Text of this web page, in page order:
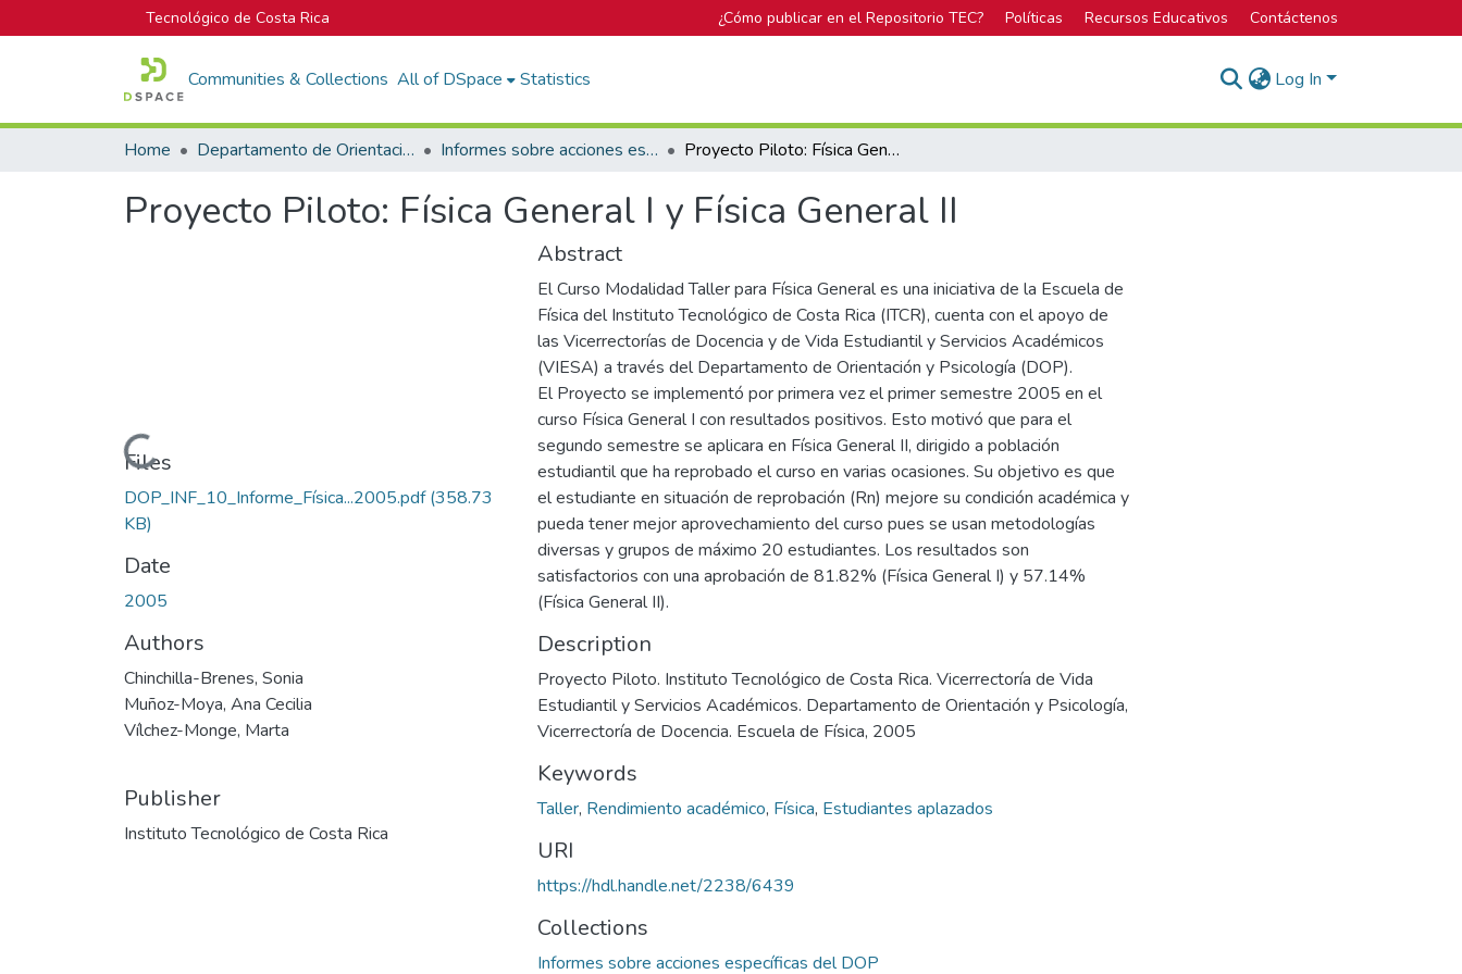
Tecnológico de Costa Rica ¿Cómo publicar en el Repositorio TEC? Políticas Recursos Educativos Contáctenos
Communities & Collections All of DSpace Statistics Log In
Home Departamento de Orientación y Psicología Informes sobre acciones específicas del DOP Proyecto Piloto: Física General I y Física General II
Proyecto Piloto: Física General I y Física General II
Loading...
Files
DOP_INF_10_Informe_Física...2005.pdf(358.73
KB)
Date
2005
Authors
Chinchilla-Brenes, Sonia
Muñoz-Moya, Ana Cecilia
Vílchez-Monge, Marta
Publisher
Instituto Tecnológico de Costa Rica
Abstract
El Curso Modalidad Taller para Física General es una iniciativa de la Escuela de
Física del Instituto Tecnológico de Costa Rica (ITCR), cuenta con el apoyo de
las Vicerrectorías de Docencia y de Vida Estudiantil y Servicios Académicos
(VIESA) a través del Departamento de Orientación y Psicología (DOP).
El Proyecto se implementó por primera vez el primer semestre 2005 en el
curso Física General I con resultados positivos. Esto motivó que para el
segundo semestre se aplicara en Física General II, dirigido a población
estudiantil que ha reprobado el curso en varias ocasiones. Su objetivo es que
el estudiante en situación de reprobación (Rn) mejore su condición académica y
pueda tener mejor aprovechamiento del curso pues se usan metodologías
diversas y grupos de máximo 20 estudiantes. Los resultados son
satisfactorios con una aprobación de 81.82% (Física General I) y 57.14%
(Física General II).
Description
Proyecto Piloto. Instituto Tecnológico de Costa Rica. Vicerrectoría de Vida
Estudiantil y Servicios Académicos. Departamento de Orientación y Psicología,
Vicerrectoría de Docencia. Escuela de Física, 2005
Keywords
Taller, Rendimiento académico, Física, Estudiantes aplazados
URI
https://hdl.handle.net/2238/6439
Collections
Informes sobre acciones específicas del DOP